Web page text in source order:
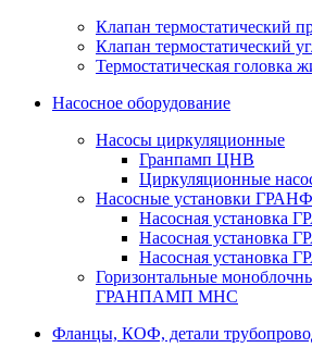
Клапан термостатический
Клапан термостатический
Термостатическая головка
Насосное оборудование
Насосы циркуляционные
Гранпамп ЦНВ
Циркуляционные
Насосные установки
Насосная
Насосная
Насосная
Горизонтальные
ГРАНПАМП МНС
Фланцы, КОФ, детали